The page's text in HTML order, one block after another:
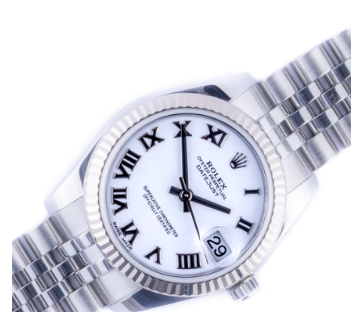
Add to
wishlist